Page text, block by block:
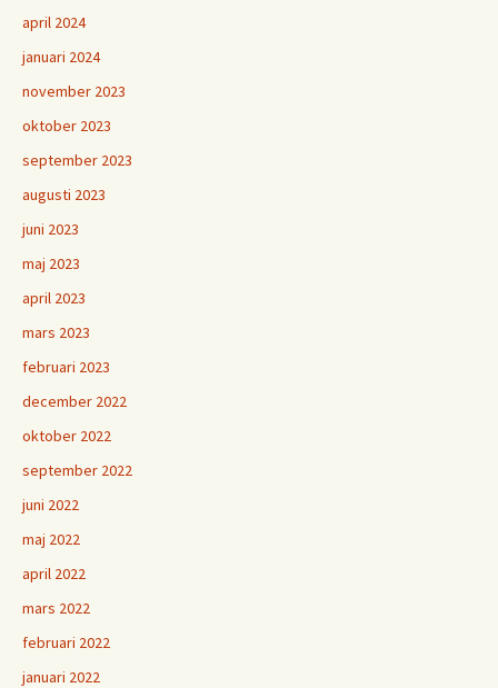
april 2024
januari 2024
november 2023
oktober 2023
september 2023
augusti 2023
juni 2023
maj 2023
april 2023
mars 2023
februari 2023
december 2022
oktober 2022
september 2022
juni 2022
maj 2022
april 2022
mars 2022
februari 2022
januari 2022